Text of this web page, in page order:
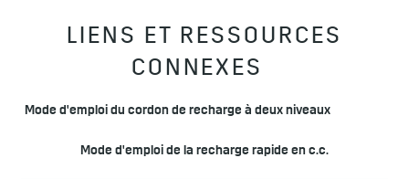
LIENS ET RESSOURCES
CONNEXES
Mode d'emploi du cordon de recharge à deux niveaux
Mode d'emploi de la recharge rapide en c.c.